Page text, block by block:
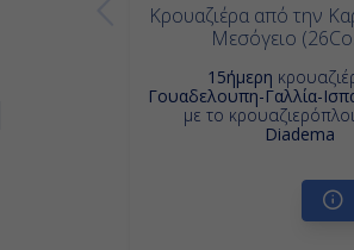
Κρουαζιέρα από την
Μεσόγειο
15ήμερη
Γουαδελουπη-Γαλλία-
με το
Diadema